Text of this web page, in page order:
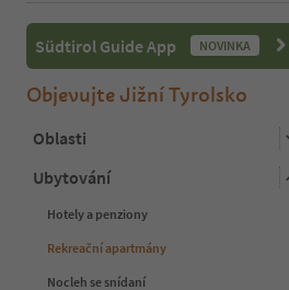
Südtirol Guide App NOVINKA
Objevujte Jižní Tyrolsko
Oblasti
Ubytování
Hotely a penziony
Rekreační apartmány
Nocleh se snídaní